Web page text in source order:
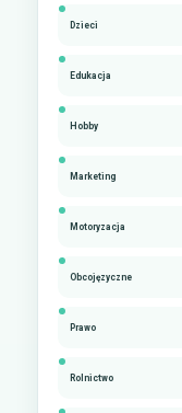
Dzieci
Edukacja
Hobby
Marketing
Motoryzacja
Obcojęzyczne
Prawo
Rolnictwo